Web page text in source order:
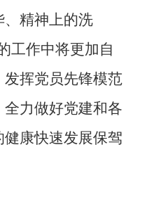
、精神上的洗
工作中将更加自
挥党员先锋模范
力做好党建和各
康快速发展保驾